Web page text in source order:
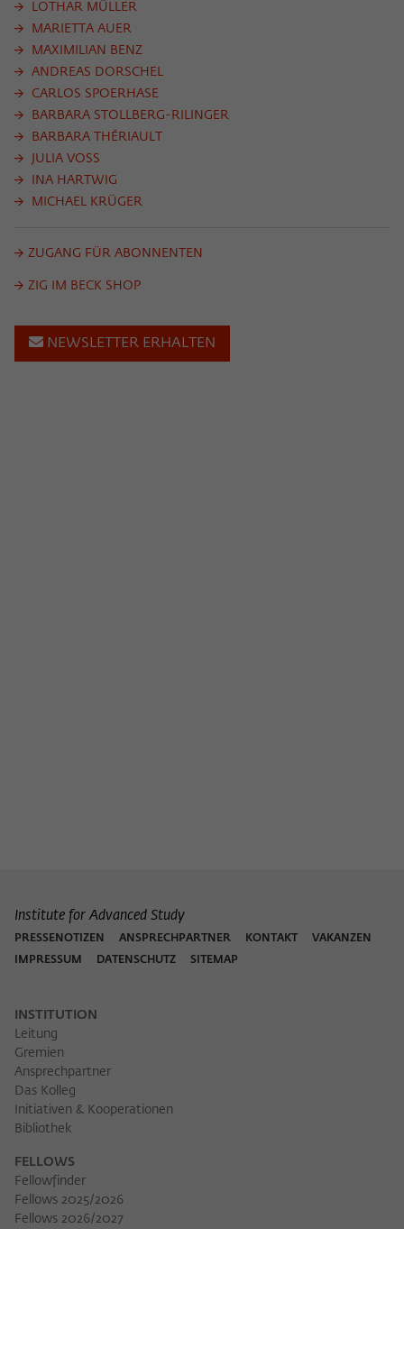
LOTHAR MÜLLER
MARIETTA AUER
MAXIMILIAN BENZ
ANDREAS DORSCHEL
CARLOS SPOERHASE
BARBARA STOLLBERG-RILINGER
BARBARA THÉRIAULT
JULIA VOSS
INA HARTWIG
MICHAEL KRÜGER
ZUGANG FÜR ABONNENTEN
ZIG IM BECK SHOP
NEWSLETTER ERHALTEN
Institute for Advanced Study
PRESSENOTIZEN ANSPRECHPARTNER KONTAKT
VAKANZEN
IMPRESSUM
DATENSCHUTZ SITEMAP
INSTITUTION
Leitung
Gremien
Ansprechpartner
Das Kolleg
Initiativen & Kooperationen
Bibliothek
FELLOWS
Fellowfinder
Fellows 2025/2026
Fellows 2026/2027